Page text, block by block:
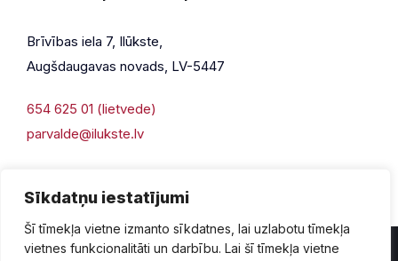
Sīkdatņu iestatījumi
Šī tīmekļa vietne izmanto sīkdatnes, lai uzlabotu tīmekļa
vietnes funkcionalitāti un darbību. Lai šī tīmekļa vietne
Brīvības iela 7, Ilūkste,
Augšdaugavas novads, LV-5447
654 625 01 (lietvede)
parvalde@ilukste.lv